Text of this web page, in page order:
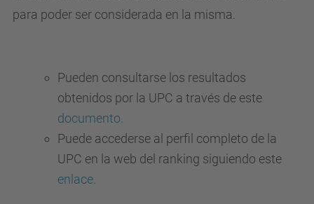
para poder ser considerada en la misma.
Pueden consultarse los resultados
obtenidos por la UPC a través de este
documento.
Puede accederse al perfil completo de la
UPC en la web del ranking siguiendo este
enlace.